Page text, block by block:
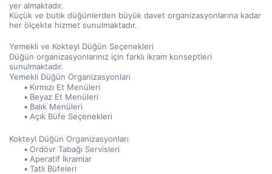
yer almaktadır.
Küçük ve butik düğünlerden büyük davet organizasyonlarına kadar
her ölçekte hizmet sunulmaktadır.
Yemekli ve Kokteyl Düğün Seçenekleri
Düğün organizasyonlarınız için farklı ikram konseptleri
sunulmaktadır.
Yemekli Düğün Organizasyonları
Kırmızı Et Menüleri
Beyaz Et Menüleri
Balık Menüleri
Açık Büfe Seçenekleri
Kokteyl Düğün Organizasyonları
Ordövr Tabağı Servisleri
Aperatif İkramlar
Tatlı Büfeleri